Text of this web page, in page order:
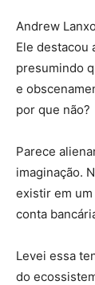
Andrew
Ele destacou
presumindo
e
por que não?
Parece
imaginação.
existir em
conta
Levei essa
do